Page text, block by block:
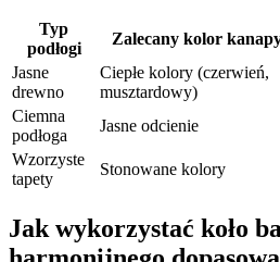
Typ
podłogi
Zalecany kolor
Jasne
drewno
Ciepłe kolory (czerwień,
musztardowy)
Ciemna
podłoga
Jasne odcienie
Wzorzyste
tapety
Stonowane kolory
Jak wykorzystać koło